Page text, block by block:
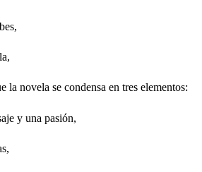
la novela se condensa en tres elementos:
y una pasión,